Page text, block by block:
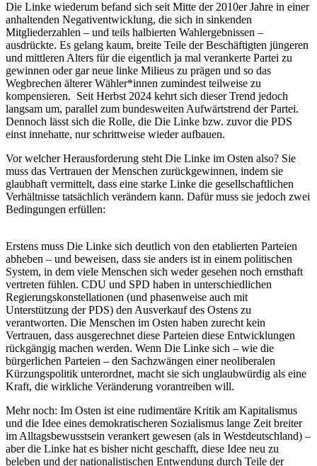
Die Linke wiederum befand sich seit Mitte der 2010er Jahre in einer
anhaltenden Negativentwicklung, die sich in sinkenden
Mitgliederzahlen – und teils halbierten Wahlergebnissen –
ausdrückte. Es gelang kaum, breite Teile der Beschäftigten jüngeren
und mittleren Alters für die eigentlich ja mal verankerte Partei zu
gewinnen oder gar neue linke Milieus zu prägen und so das
Wegbrechen älterer Wähler*innen zumindest teilweise zu
kompensieren. Seit Herbst 2024 kehrt sich dieser Trend jedoch
langsam um, parallel zum bundesweiten Aufwärtstrend der Partei.
Dennoch lässt sich die Rolle, die Die Linke bzw. zuvor die PDS
einst innehatte, nur schrittweise wieder aufbauen.
Vor welcher Herausforderung steht Die Linke im Osten also? Sie
muss das Vertrauen der Menschen zurückgewinnen, indem sie
glaubhaft vermittelt, dass eine starke Linke die gesellschaftlichen
Verhältnisse tatsächlich verändern kann. Dafür muss sie jedoch zwei
Bedingungen erfüllen:
Erstens muss Die Linke sich deutlich von den etablierten Parteien
abheben – und beweisen, dass sie anders ist in einem politischen
System, in dem viele Menschen sich weder gesehen noch ernsthaft
vertreten fühlen. CDU und SPD haben in unterschiedlichen
Regierungskonstellationen (und phasenweise auch mit
Unterstützung der PDS) den Ausverkauf des Ostens zu
verantworten. Die Menschen im Osten haben zurecht kein
Vertrauen, dass ausgerechnet diese Parteien diese Entwicklungen
rückgängig machen werden. Wenn Die Linke sich – wie die
bürgerlichen Parteien – den Sachzwängen einer neoliberalen
Kürzungspolitik unterordnet, macht sie sich unglaubwürdig als eine
Kraft, die wirkliche Veränderung vorantreiben will.
Mehr noch: Im Osten ist eine rudimentäre Kritik am Kapitalismus
und die Idee eines demokratischeren Sozialismus lange Zeit breiter
im Alltagsbewusstsein verankert gewesen (als in Westdeutschland) –
aber die Linke hat es bisher nicht geschafft, diese Idee neu zu
beleben und der nationalistischen Entwendung durch Teile der